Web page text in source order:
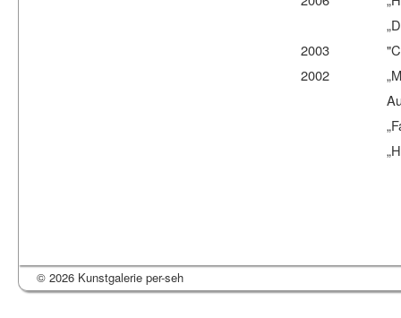
„Das Bild
2003 "CV"
2002 „Modern
Ausstellung
„Fascons"
© 2026 Kunstgalerie per-seh